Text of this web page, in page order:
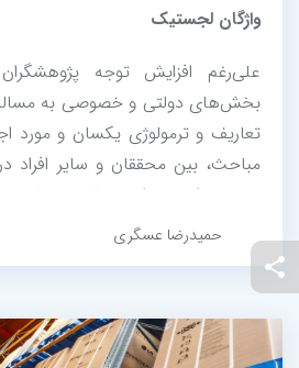
واژگان لجستیک
علی‌رغم افزایش توجه
بخش‌های دولتی و خصوصی به
تعاریف و ترمولوژی یکسان و
مباحث، بین محققان و سایر افراد
وجود ندارد. در این مقاله به طور
شناسی اصطلاحات حوزه‌ی لجستیک
حمیدرضا عسگری